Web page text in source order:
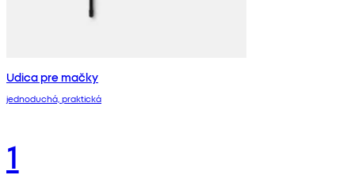
Udica pre mačky
jednoduchá, praktická
1